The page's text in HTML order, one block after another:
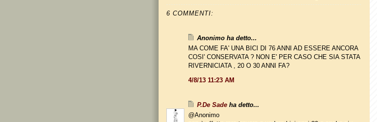
6 COMMENTI:
Anonimo ha detto...
MA COME FA' UNA BICI DI 76 ANNI AD ESSERE ANCORA
COSI' CONSERVATA ? NON E' PER CASO CHE SIA STATA
RIVERNICIATA , 20 O 30 ANNI FA?
4/8/13 11:23 AM
P.De Sade ha detto...
@Anonimo